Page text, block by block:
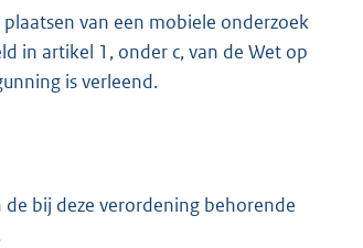
van een mobiele onderzoek
in artikel 1, onder c, van de Wet op
is verleend.
bij deze verordening behorende